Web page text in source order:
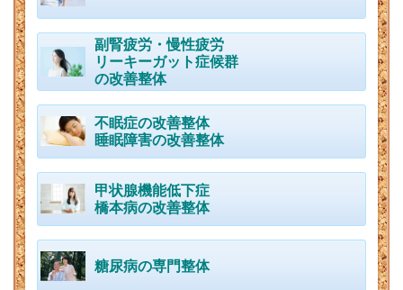
副腎疲労・慢性疲労
リーキーガット症候群
の改善整体
不眠症の改善整体
睡眠障害の改善整体
甲状腺機能低下症
橋本病の改善整体
糖尿病の専門整体